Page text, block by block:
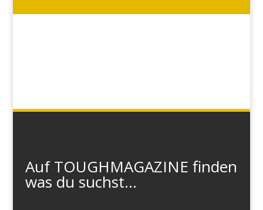
Auf TOUGHMAGAZINE finden
was du suchst...